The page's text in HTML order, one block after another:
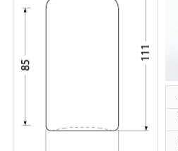
採用情報